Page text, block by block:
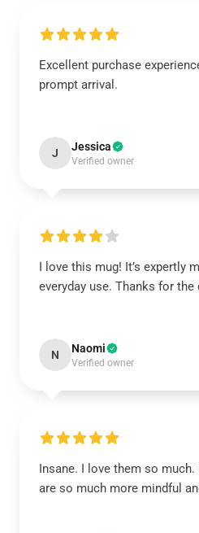
Excellent purchase
prompt arrival.
J Jessica
Verified owner
I love this mug! It’s expertly
everyday use. Thanks for the
N Naomi
Verified owner
Insane. I love them so
are so much more mindful